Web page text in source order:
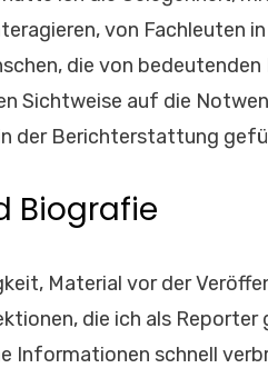
von Fachleuten
die von
Sichtweise auf die
der Berichterstattung
Biografie
Material vor der
die ich als Reporter
Informationen schnell